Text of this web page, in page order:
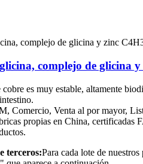
complejo de glicina
es muy estable, altamente
Comercio, Venta al por mayor,
propias en China, certificadas
terceros:Para cada lote de